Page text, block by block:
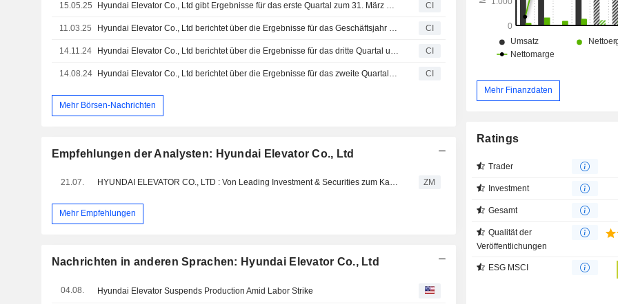
15.05.25 Hyundai Elevator Co., Ltd gibt Ergebnisse für das erste Quartal zum 31. März 2025 bekannt CI
11.03.25 Hyundai Elevator Co., Ltd berichtet über die Ergebnisse für das Geschäftsjahr zum 31. Dezember 2024 CI
14.11.24 Hyundai Elevator Co., Ltd berichtet über die Ergebnisse für das dritte Quartal und die neun Monate bis zum 30. September 2024 CI
14.08.24 Hyundai Elevator Co., Ltd berichtet über die Ergebnisse für das zweite Quartal und die sechs Monate bis zum 30. Juni 2024 CI
Mehr Börsen-Nachrichten
Empfehlungen der Analysten: Hyundai Elevator Co., Ltd
21.07. ZM
Mehr Empfehlungen
Nachrichten in anderen Sprachen: Hyundai Elevator Co., Ltd
04.08. Hyundai Elevator Suspends Production Amid Labor Strike
Mehr Finanzdaten
Ratings
Trader
Investment
Gesamt
Qualität der
Veröffentlichungen
ESG MSCI